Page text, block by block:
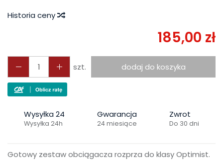
Historia ceny
185,00 zł
szt. dodaj do koszyka
Wysyłka 24
Wysyłka 24h
Gwarancja
24 miesiące
Zwrot
Do 30 dni
Gotowy zestaw obciągacza rozprza do klasy Optimist.